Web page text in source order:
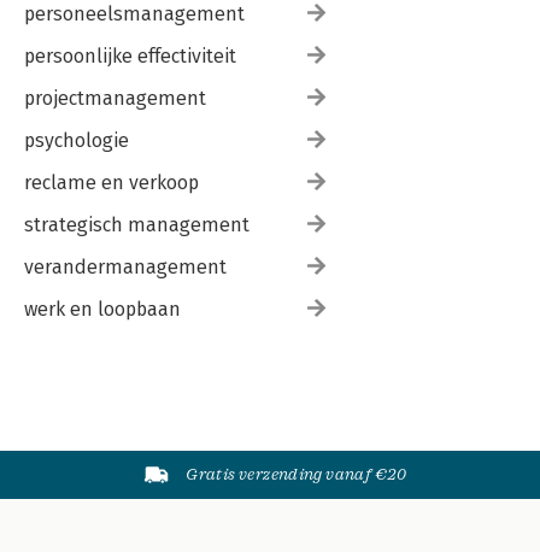
personeelsmanagement
persoonlijke effectiviteit
projectmanagement
psychologie
reclame en verkoop
strategisch management
verandermanagement
werk en loopbaan
Gratis verzending vanaf €20